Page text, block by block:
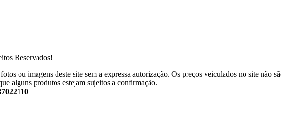
Reservados!
ou imagens deste site sem a expressa autorização. Os preços veiculados no site não
alguns produtos estejam sujeitos a confirmação.